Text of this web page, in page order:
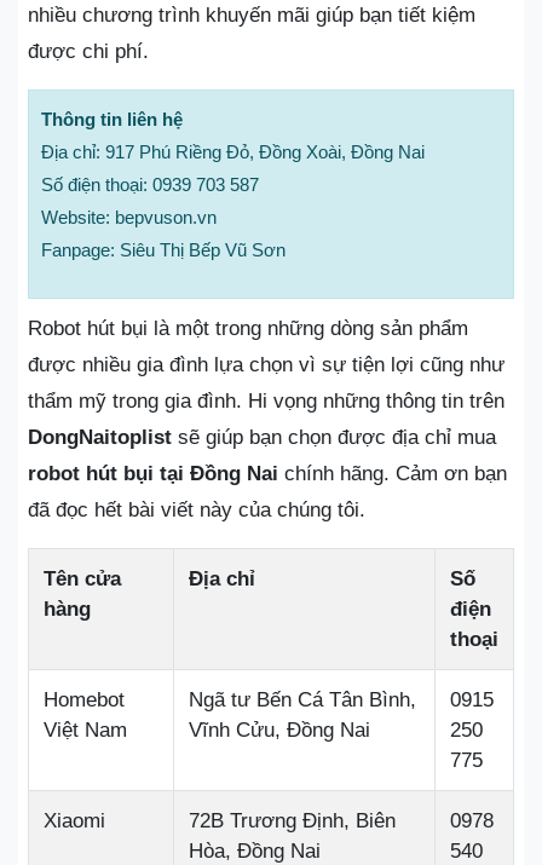
nhiều chương trình khuyến mãi giúp bạn tiết kiệm
được chi phí.
Thông tin liên hệ
Địa chỉ: 917 Phú Riềng Đỏ, Đồng Xoài, Đồng Nai
Số điện thoại: 0939 703 587
Website: bepvuson.vn
Fanpage: Siêu Thị Bếp Vũ Sơn
Robot hút bụi là một trong những dòng sản phẩm
được nhiều gia đình lựa chọn vì sự tiện lợi cũng như
thẩm mỹ trong gia đình. Hi vọng những thông tin trên
DongNaitoplist sẽ giúp bạn chọn được địa chỉ mua
robot hút bụi tại Đồng Nai chính hãng. Cảm ơn bạn
đã đọc hết bài viết này của chúng tôi.
Tên cửa
hàng
Địa chỉ
Số
điện
thoại
Homebot
Việt Nam
Ngã tư Bến Cá Tân Bình,
Vĩnh Cửu, Đồng Nai
0915
250
775
Xiaomi
72B Trương Định, Biên
Hòa, Đồng Nai
0978
540